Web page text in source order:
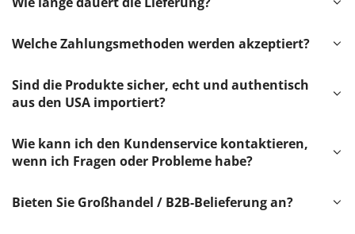
Welche Zahlungsmethoden werden akzeptiert?
Sind die Produkte sicher, echt und authentisch
aus den USA importiert?
Wie kann ich den Kundenservice kontaktieren,
wenn ich Fragen oder Probleme habe?
Bieten Sie Großhandel / B2B-Belieferung an?